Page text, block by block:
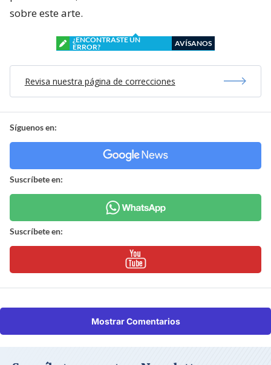
sobre este arte.
¿ENCONTRASTE UN
ERROR?
AVÍSANOS
Revisa nuestra página de correcciones
Síguenos en:
Suscríbete en:
Suscríbete en:
Mostrar Comentarios